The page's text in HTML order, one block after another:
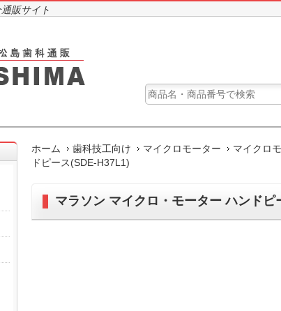
販サイト
ホーム 歯科技工向け マイクロモーター マイクロ
ドピース(SDE-H37L1)
マラソン マイクロ・モーター ハンドピ